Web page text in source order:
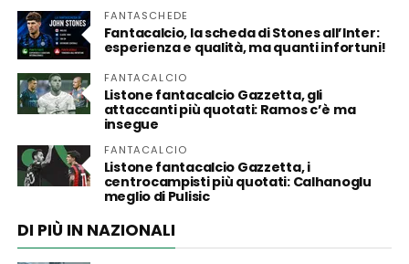
FANTASCHEDE
Fantacalcio, la scheda di Stones all’Inter:
esperienza e qualità, ma quanti infortuni!
FANTACALCIO
Listone fantacalcio Gazzetta, gli
attaccanti più quotati: Ramos c’è ma
insegue
FANTACALCIO
Listone fantacalcio Gazzetta, i
centrocampisti più quotati: Calhanoglu
meglio di Pulisic
DI PIÙ IN NAZIONALI